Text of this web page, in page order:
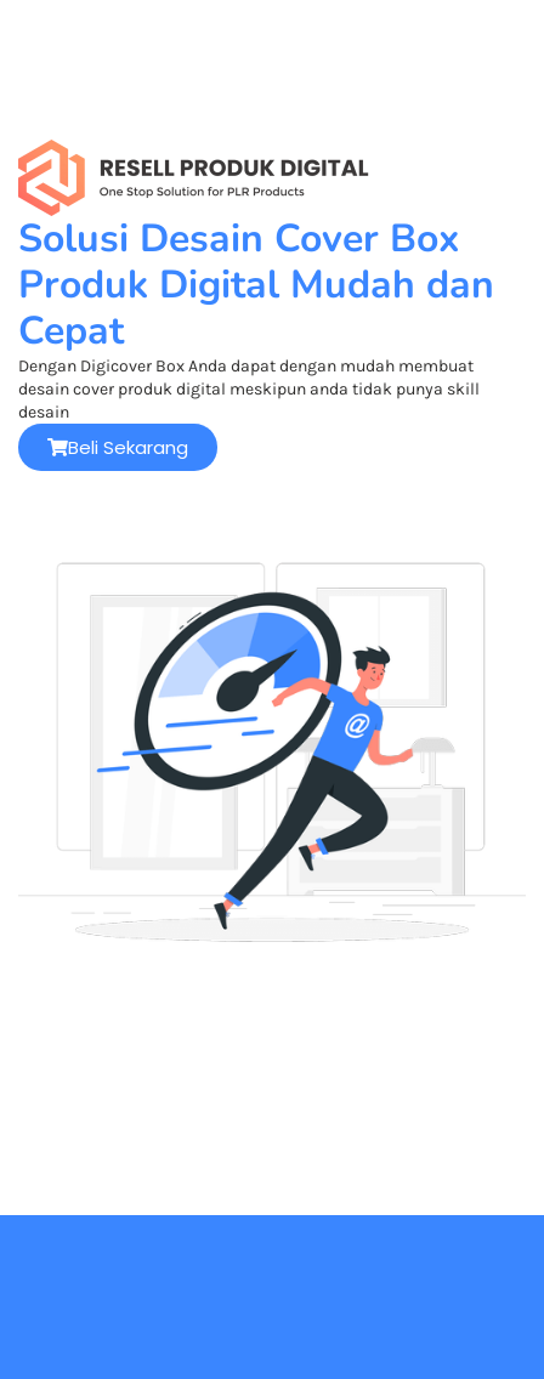
Solusi Desain Cover Box
Produk Digital Mudah dan
Cepat
Dengan Digicover Box Anda dapat dengan mudah membuat
desain cover produk digital meskipun anda tidak punya skill
desain
Beli Sekarang